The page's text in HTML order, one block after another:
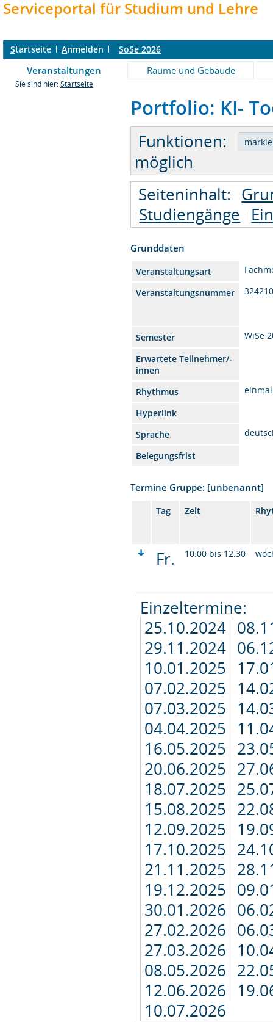
Serviceportal für Studium und Lehre
Startseite Anmelden SoSe 2026
Veranstaltungen Räume und Gebäude
Sie sind hier: Startseite
Portfolio: KI-
Funktionen:
möglich
Seiteninhalt:
Studiengänge
Grunddaten
Veranstaltungsart
Veranstaltungsnummer
Semester
WiSe
Erwartete Teilnehmer/-
innen
Rhythmus
Hyperlink
Sprache
Belegungsfrist
Termine Gruppe: [unbenannt]
Tag Zeit
Fr. 10:00 bis 12:30
Einzeltermine:
25.10.2024
29.11.2024
10.01.2025
07.02.2025
07.03.2025
04.04.2025
16.05.2025
20.06.2025
18.07.2025
15.08.2025
12.09.2025
17.10.2025
21.11.2025
19.12.2025
30.01.2026
27.02.2026
27.03.2026
08.05.2026
12.06.2026
10.07.2026